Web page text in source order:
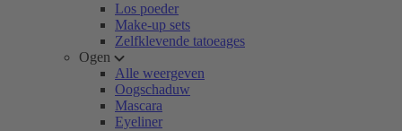
Los poeder
Make-up sets
Zelfklevende tatoeages
Ogen
Alle weergeven
Oogschaduw
Mascara
Eyeliner